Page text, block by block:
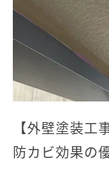
【外壁塗装
防カビ効果の